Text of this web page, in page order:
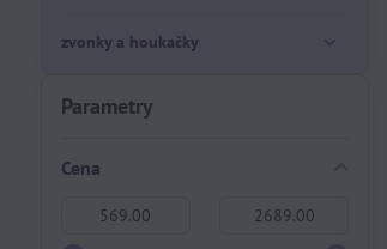
Parametry
Cena
zvonky a houkačky